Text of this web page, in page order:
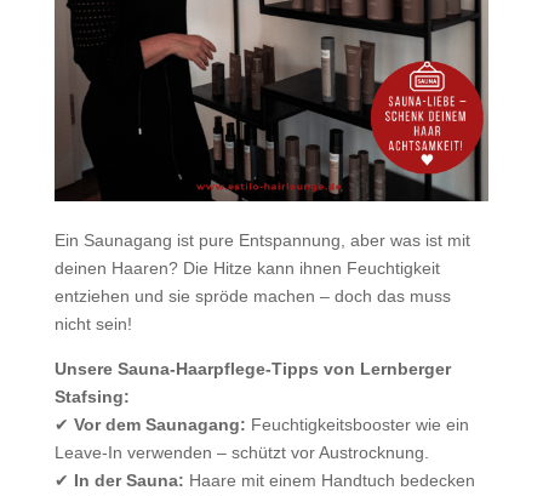
Ein Saunagang ist pure Entspannung, aber was ist mit
deinen Haaren? Die Hitze kann ihnen Feuchtigkeit
entziehen und sie spröde machen – doch das muss
nicht sein!
Unsere Sauna-Haarpflege-Tipps von Lernberger
Stafsing:
✔ Vor dem Saunagang: Feuchtigkeitsbooster wie ein
Leave-In verwenden – schützt vor Austrocknung.
✔ In der Sauna: Haare mit einem Handtuch bedecken